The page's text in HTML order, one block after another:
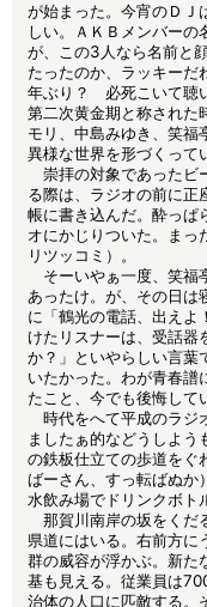
が始まった。今宵のＤＪ
しい。ＡＫＢメンバーの
が、この3人なら名前と
たったのか、ラッキーだ
年ぶり？ 必死こいて聴
第二次黄金期と称された
モリ、中島みゆき、笑福
異様な世界を形づくって
崇拝の対象であったビ
る際は、ラジオの前に正
帳に書き込んだ。酔っぱ
オにかじりついた。まっ
リツッコミ）。
そーいやぁ一度、笑福
あったけ。が、その日は
に「鶴光の電話、出えよ
けたリスナーは、受話器
か？」といやらしい言葉
いたかった。わが青春譜
たこと、今でも後悔して
時代をへて平成のラジ
ましたぁ的などうしよ
の鉄板仕立ての歩道をぐ
ばーさん、すっ転ばぬか
水飲み場でドリンクボト
那賀川南岸の坂をくだ
県道にはいる。右前方に
群の威容が浮かぶ。新た
基も見える。従業員は
治体の人口に匹敵する。